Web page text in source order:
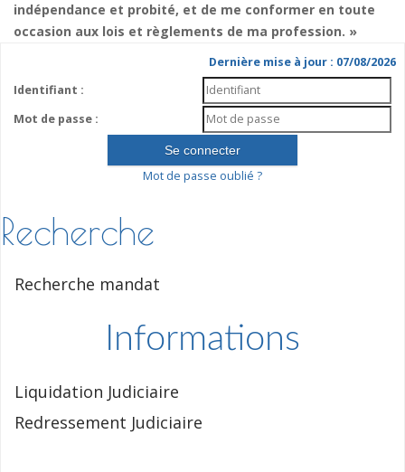
indépendance et probité, et de me conformer en toute
occasion aux lois et règlements de ma profession. »
Dernière mise à jour : 07/08/2026
Identifiant :
Mot de passe :
Mot de passe oublié ?
Recherche
Recherche mandat
Informations
Liquidation Judiciaire
Redressement Judiciaire